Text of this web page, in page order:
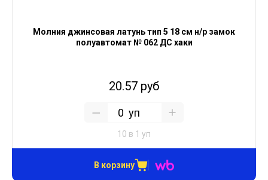
Молния джинсовая латунь тип 5 18 см н/р замок
полуавтомат № 062 ДС хаки
20.57 руб
уп
10 в 1 уп
В корзину